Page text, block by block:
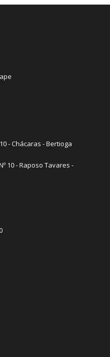
- Chácaras - Bertioga
10 - Raposo Tavares -